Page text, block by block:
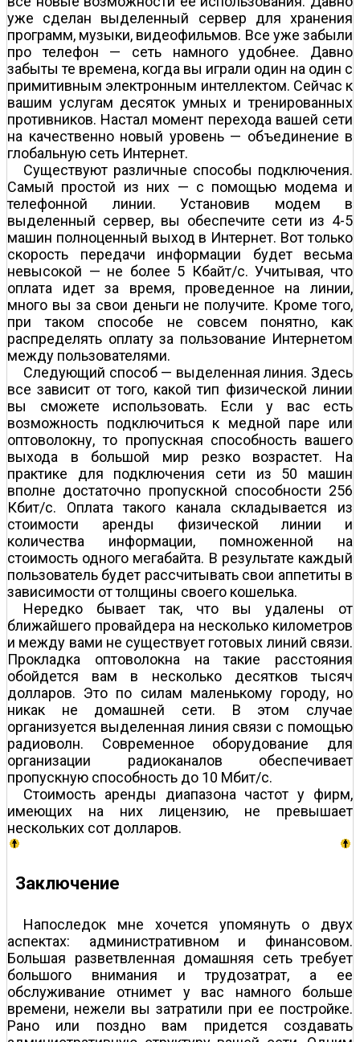
уже сделан выделенный сервер для хранения
программ, музыки, видеофильмов. Все уже забыли
про телефон — сеть намного удобнее. Давно
забыты те времена, когда вы играли один на один с
примитивным электронным интеллектом. Сейчас к
вашим услугам десяток умных и тренированных
противников. Настал момент перехода вашей сети
на качественно новый уровень — объединение в
глобальную сеть Интернет.
Существуют различные способы подключения.
Самый простой из них — с помощью модема и
телефонной линии. Установив модем в
выделенный сервер, вы обеспечите сети из 4-5
машин полноценный выход в Интернет. Вот только
скорость передачи информации будет весьма
невысокой — не более 5 Кбайт/с. Учитывая, что
оплата идет за время, проведенное на линии,
много вы за свои деньги не получите. Кроме того,
при таком способе не совсем понятно, как
распределять оплату за пользование Интернетом
между пользователями.
Следующий способ — выделенная линия. Здесь
все зависит от того, какой тип физической линии
вы сможете использовать. Если у вас есть
возможность подключиться к медной паре или
оптоволокну, то пропускная способность вашего
выхода в большой мир резко возрастет. На
практике для подключения сети из 50 машин
вполне достаточно пропускной способности 256
Кбит/с. Оплата такого канала складывается из
стоимости аренды физической линии и
количества информации, помноженной на
стоимость одного мегабайта. В результате каждый
пользователь будет рассчитывать свои аппетиты в
зависимости от толщины своего кошелька.
Нередко бывает так, что вы удалены от
ближайшего провайдера на несколько километров
и между вами не существует готовых линий связи.
Прокладка оптоволокна на такие расстояния
обойдется вам в несколько десятков тысяч
долларов. Это по силам маленькому городу, но
никак не домашней сети. В этом случае
организуется выделенная линия связи с помощью
радиоволн. Современное оборудование для
организации радиоканалов обеспечивает
пропускную способность до 10 Мбит/с.
Стоимость аренды диапазона частот у фирм,
имеющих на них лицензию, не превышает
нескольких сот долларов.
Заключение
Напоследок мне хочется упомянуть о двух
аспектах: административном и финансовом.
Большая разветвленная домашняя сеть требует
большого внимания и трудозатрат, а ее
обслуживание отнимет у вас намного больше
времени, нежели вы затратили при ее постройке.
Рано или поздно вам придется создавать